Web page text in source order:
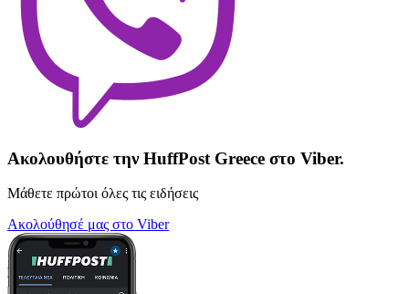
Ακολουθήστε την HuffPost Greece στο Viber.
Μάθετε πρώτοι όλες τις ειδήσεις
Ακολούθησέ μας στο Viber